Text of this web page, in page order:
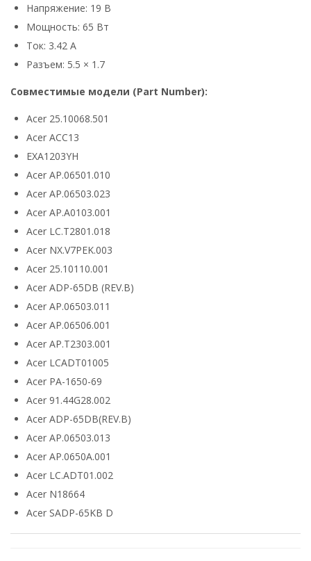
Напряжение: 19 В
Мощность: 65 Вт
Ток: 3.42 А
Разъем: 5.5 × 1.7
Совместимые модели (Part Number):
Acer 25.10068.501
Acer ACC13
EXA1203YH
Acer AP.06501.010
Acer AP.06503.023
Acer AP.A0103.001
Acer LC.T2801.018
Acer NX.V7PEK.003
Acer 25.10110.001
Acer ADP-65DB (REV.B)
Acer AP.06503.011
Acer AP.06506.001
Acer AP.T2303.001
Acer LCADT01005
Acer PA-1650-69
Acer 91.44G28.002
Acer ADP-65DB(REV.B)
Acer AP.06503.013
Acer AP.0650A.001
Acer LC.ADT01.002
Acer N18664
Acer SADP-65KB D